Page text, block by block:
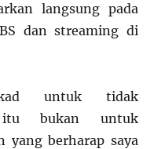
langsung pada
dan streaming di
untuk tidak
itu bukan untuk
yang berharap saya